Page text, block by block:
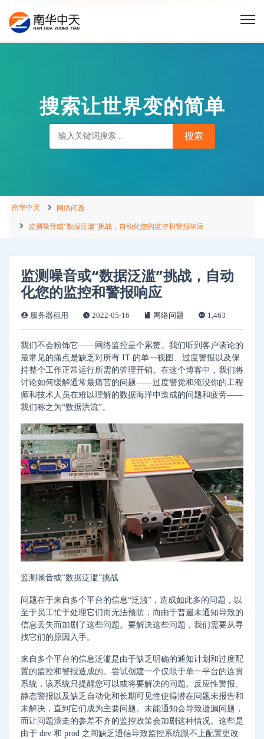
搜索让世界变的简单
南华中天 网络问题
监测噪音或“数据泛滥”挑战，自动化您的监控和警报响应
监测噪音或“数据泛滥”挑战，自动
化您的监控和警报响应
服务器租用 2022-05-16 网络问题 1,463
我们不会粉饰它——网络监控是个累赘。我们听到客户谈论的
最常见的痛点是缺乏对所有 IT 的单一视图、过度警报以及保
持整个工作正常运行所需的管理开销。在这个博客中，我们将
讨论如何缓解通常最痛苦的问题——过度警觉和淹没你的工程
师和技术人员在难以理解的数据海洋中造成的问题和疲劳——
我们称之为“数据洪流”。
监测噪音或“数据泛滥”挑战
问题在于来自多个平台的信息“泛滥”，造成如此多的问题，以
至于员工忙于处理它们而无法预防，而由于普遍未通知导致的
信息丢失而加剧了这些问题。要解决这些问题，我们需要从寻
找它们的原因入手。
来自多个平台的信息泛滥是由于缺乏明确的通知计划和过度配
置的监控和警报造成的。尝试创建一个仅限于单一平台的连贯
系统，该系统只提醒您可以或将要解决的问题。反应性警报、
静态警报以及缺乏自动化和长期可见性使得潜在问题未报告和
未解决，直到它们成为主要问题。未能通知会导致遗漏问题，
而让问题溜走的参差不齐的监控政策会加剧这种情况。这些是
由于 dev 和 prod 之间缺乏通信导致监控系统跟不上配置更改